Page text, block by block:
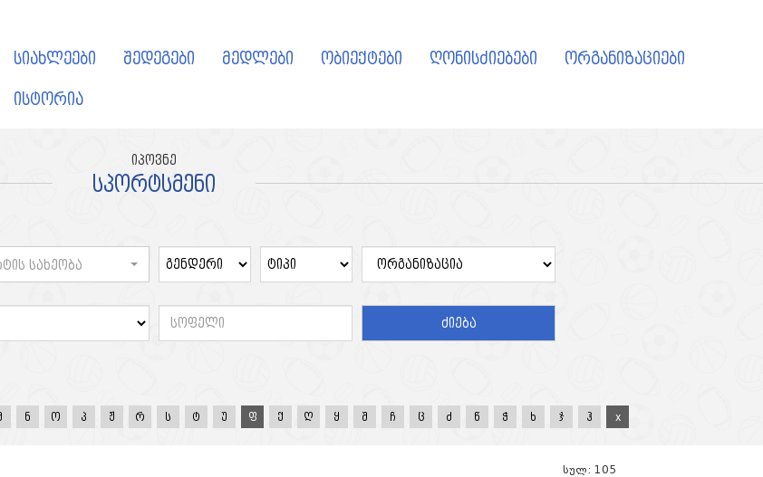
სიახლეები შედეგები მედლები ობიექტები ღონისძიებები ორგანიზაციები
ისტორია
იპოვნე
სპორტსმენი
სახეობა
ძიება
ნ ო პ ჟ რ ს ტ უ ფ ქ ღ ყ შ ჩ ც ძ წ ჭ ხ ჯ ჰ x
სულ: 105